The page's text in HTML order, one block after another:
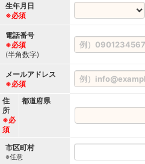
生年月日
※必須
電話番号
※必須
(半角数字)
メールアドレス
※必須
住
所
※必
須
都道府県
市区町村
※任意